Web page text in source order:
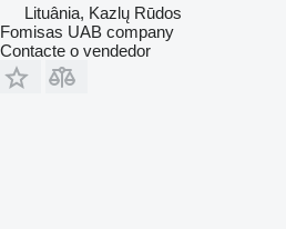
Lituânia, Kazlų Rūdos
Fomisas UAB company
Contacte o vendedor